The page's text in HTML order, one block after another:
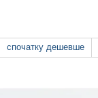
спочатку дешевше